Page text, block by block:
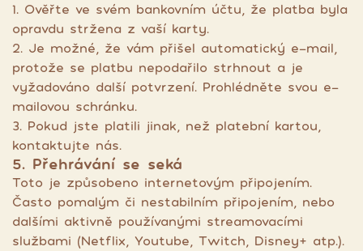
1. Ověřte ve svém bankovním účtu, že platba byla
opravdu stržena z vaší karty.
2. Je možné, že vám přišel automatický e-mail,
protože se platbu nepodařilo strhnout a je
vyžadováno další potvrzení. Prohlédněte svou e-
mailovou schránku.
3. Pokud jste platili jinak, než platební kartou,
kontaktujte nás.
5. Přehrávání se seká
Toto je způsobeno internetovým připojením.
Často pomalým či nestabilním připojením, nebo
dalšími aktivně používanými streamovacími
službami (Netflix, Youtube, Twitch, Disney+ atp.).